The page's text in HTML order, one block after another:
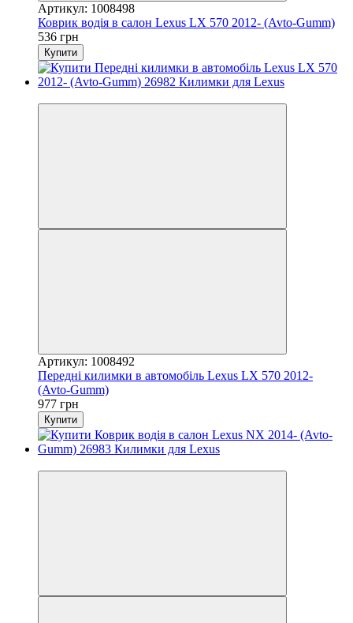
Артикул: 1008498
Коврик водія в салон Lexus LX 570 2012- (Avto-Gumm)
536 грн
Купити
Артикул: 1008492
Передні килимки в автомобіль Lexus LX 570 2012-
(Avto-Gumm)
977 грн
Купити